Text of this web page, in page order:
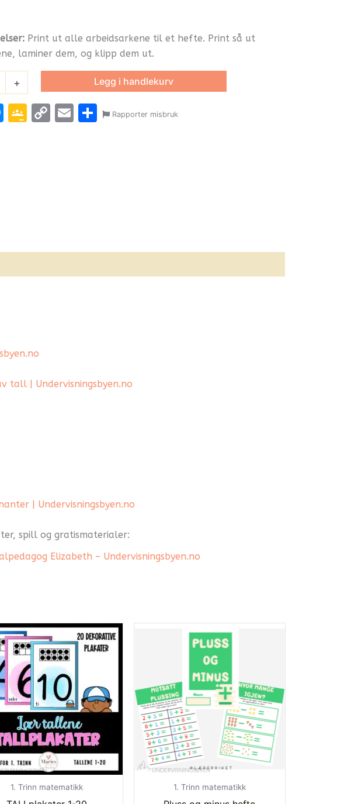
: Print ut alle arbeidsarkene til et hefte. Print så ut
laminer dem, og klipp dem ut.
+ Legg i handlekurv
Messenger
Google
CopyEmailShare
Rapporter misbruk
tall | Undervisningsbyen.no
| Undervisningsbyen.no
spill og gratismaterialer:
Elizabeth – Undervisningsbyen.no
1. Trinn matematikk 1. Trinn matematikk